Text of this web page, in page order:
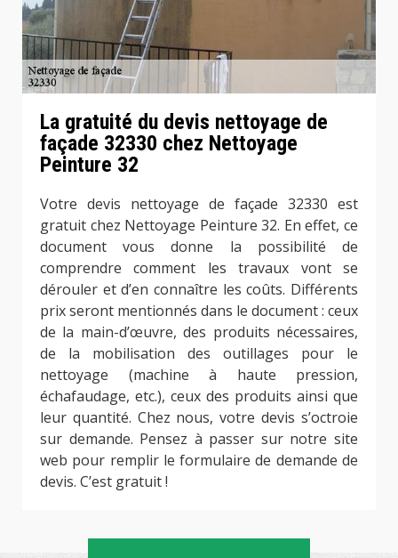
La gratuité du devis nettoyage de
façade 32330 chez Nettoyage
Peinture 32
Votre devis nettoyage de façade 32330 est
gratuit chez Nettoyage Peinture 32. En effet, ce
document vous donne la possibilité de
comprendre comment les travaux vont se
dérouler et d’en connaître les coûts. Différents
prix seront mentionnés dans le document : ceux
de la main-d’œuvre, des produits nécessaires,
de la mobilisation des outillages pour le
nettoyage (machine à haute pression,
échafaudage, etc.), ceux des produits ainsi que
leur quantité. Chez nous, votre devis s’octroie
sur demande. Pensez à passer sur notre site
web pour remplir le formulaire de demande de
devis. C’est gratuit !